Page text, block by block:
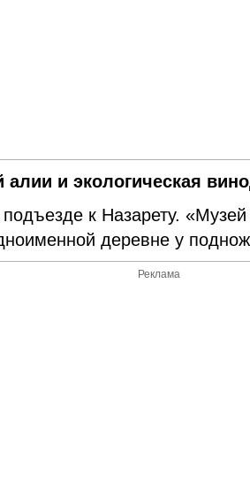
и экологическая
к Назарету.
деревне у
Реклама